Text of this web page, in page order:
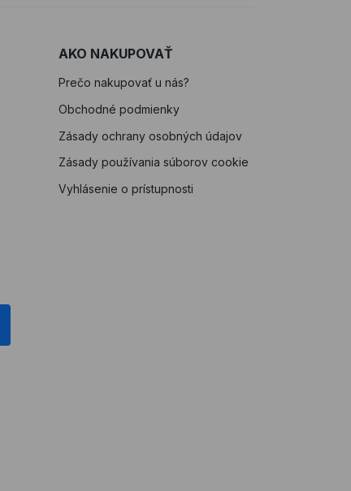
AKO NAKUPOVAŤ
Prečo nakupovať u nás?
Obchodné podmienky
Zásady ochrany osobných údajov
Zásady používania súborov cookie
Vyhlásenie o prístupnosti